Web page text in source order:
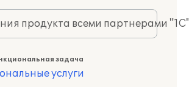
продукта всеми партнерами
задача
услуги